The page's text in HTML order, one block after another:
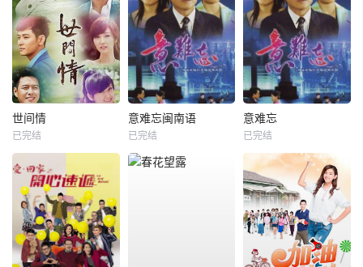
世间情
已完结
意难忘闽南语
已完结
意难忘
已完结